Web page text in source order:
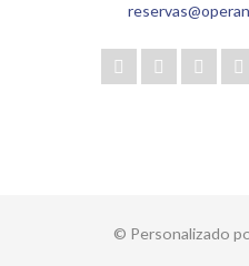
© Personalizado